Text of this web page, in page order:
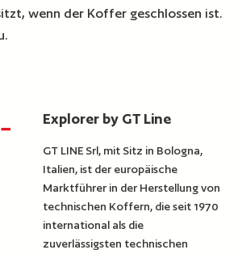
wenn der Koffer geschlossen ist.
Explorer by GT Line
GT LINE Srl, mit Sitz in Bologna,
Italien, ist der europäische
Marktführer in der Herstellung von
technischen Koffern, die seit 1970
international als die
zuverlässigsten technischen